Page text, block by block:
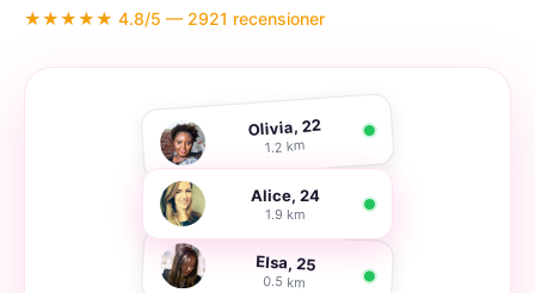
★★★★★ 4.8/5 — 2921 recensioner
Olivia, 22
1.2 km
Alice, 24
1.9 km
Elsa, 25
0.5 km